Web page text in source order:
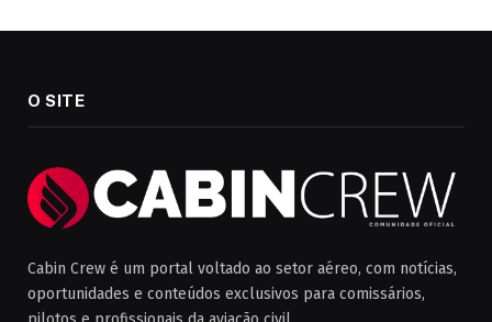
O SITE
Cabin Crew é um portal voltado ao setor aéreo, com notícias,
oportunidades e conteúdos exclusivos para comissários,